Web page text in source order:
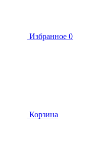
Избранное 0
Корзина